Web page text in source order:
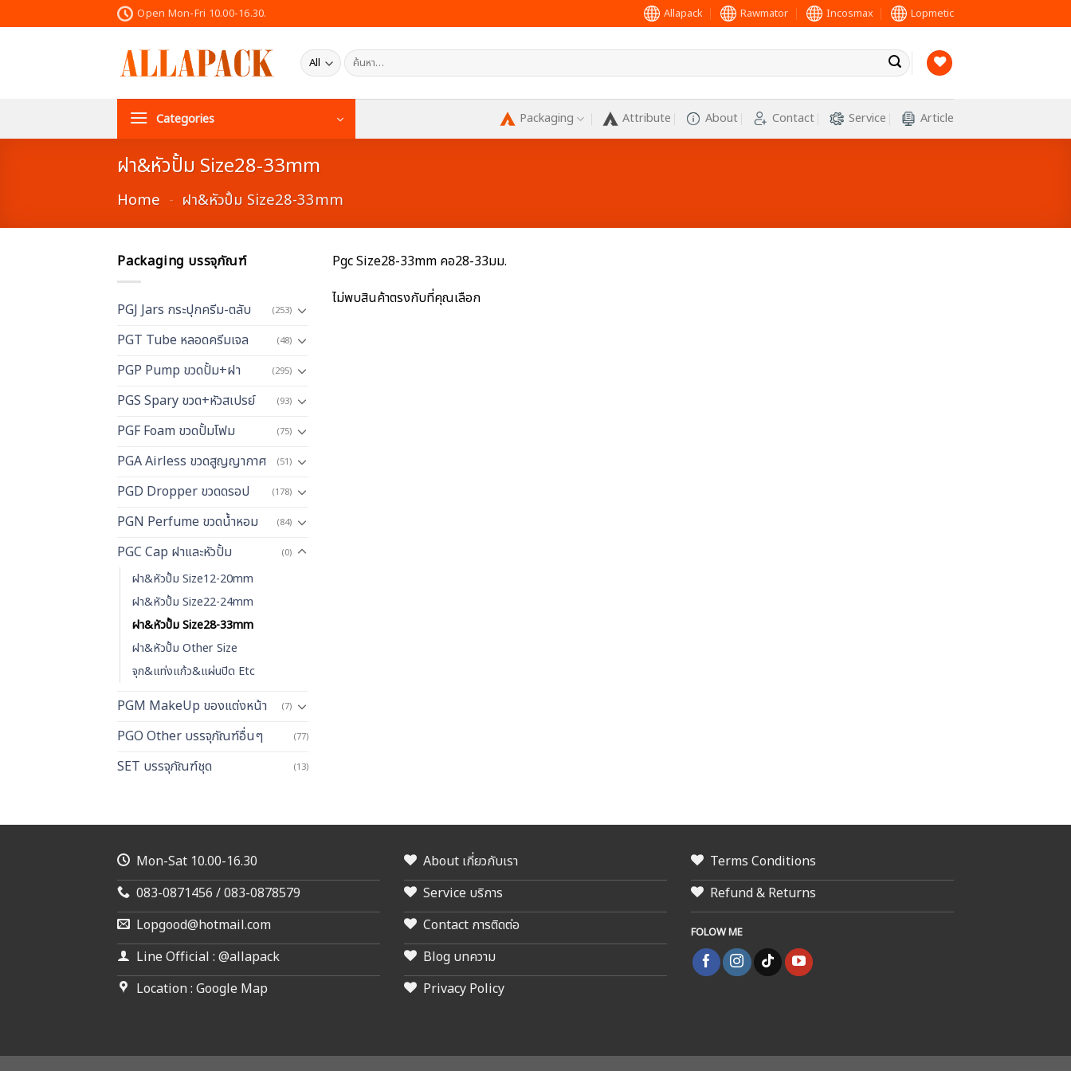
to
Open Mon-Fri 10.00-16.30. Allapack Rawmator Incosmax Lopmetic
ค้นหา:
Categories Packaging Attribute About Contact Service Article
ฝา&หัวปั้ม Size28-33mm
Home - ฝา&หัวปั้ม Size28-33mm
Packaging บรรจุภัณฑ์
PGJ Jars กระปุกครีม-ตลับ (253)
PGT Tube หลอดครีมเจล (48)
PGP Pump ขวดปั้ม+ฝา (295)
PGS Spary ขวด+หัวสเปรย์ (93)
PGF Foam ขวดปั้มโฟม (75)
PGA Airless ขวดสูญญากาศ (51)
PGD Dropper ขวดดรอป (178)
PGN Perfume ขวดน้ำหอม (84)
PGC Cap ฝาและหัวปั้ม (0)
ฝา&หัวปั้ม Size12-20mm
ฝา&หัวปั้ม Size22-24mm
ฝา&หัวปั้ม Size28-33mm
ฝา&หัวปั้ม Other Size
จุก&แท่งแก้ว&แผ่นปิด Etc
PGM MakeUp ของแต่งหน้า (7)
PGO Other บรรจุภัณฑ์อื่นๆ (77)
SET บรรจุภัณฑ์ชุด (13)
Pgc Size28-33mm คอ28-33มม.
ไม่พบสินค้าตรงกับที่คุณเลือก
Mon-Sat 10.00-16.30
083-0871456 / 083-0878579
Lopgood@hotmail.com
Line Official : @allapack
Location : Google Map
About เกี่ยวกับเรา
Service บริการ
Contact การติดต่อ
Blog บทความ
Privacy Policy
Terms Conditions
Refund & Returns
FOLOW ME